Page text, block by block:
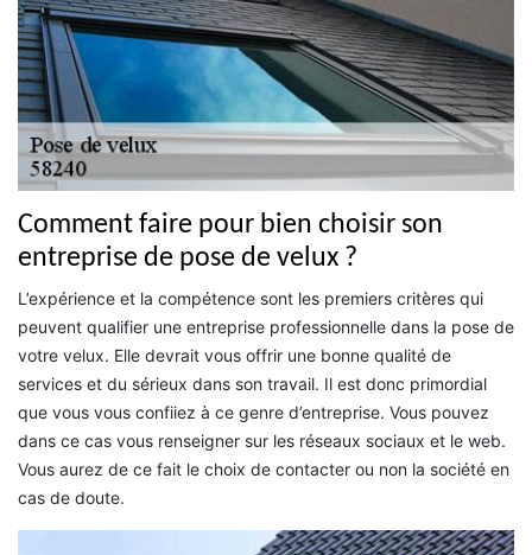
Comment faire pour bien choisir son
entreprise de pose de velux ?
L’expérience et la compétence sont les premiers critères qui
peuvent qualifier une entreprise professionnelle dans la pose de
votre velux. Elle devrait vous offrir une bonne qualité de
services et du sérieux dans son travail. Il est donc primordial
que vous vous confiiez à ce genre d’entreprise. Vous pouvez
dans ce cas vous renseigner sur les réseaux sociaux et le web.
Vous aurez de ce fait le choix de contacter ou non la société en
cas de doute.